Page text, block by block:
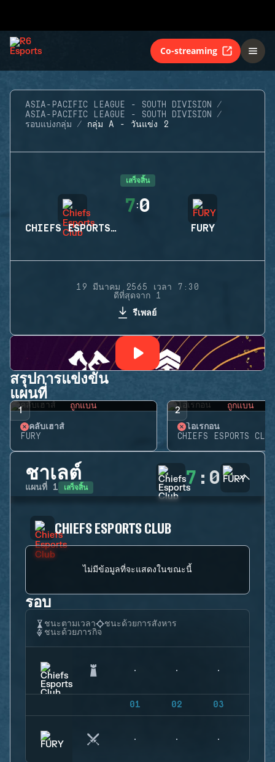
Co-streaming
ASIA-PACIFIC LEAGUE - SOUTH DIVISION
ASIA-PACIFIC LEAGUE - SOUTH DIVISION
รอบแบ่งกลุ่ม
กลุ่ม A - วันแข่ง 2
เสร็จสิ้น
CHIEFS ESPORTS CLUB
7:0
FURY
19 มีนาคม 2565 เวลา 7:30
ดีที่สุดจาก 1
รีเพลย์
สรุปการแข่งขัน
แผนที่
1 ถูกแบน
คลับเฮาส์
FURY
2 ถูกแบน
โอเรกอน
CHIEFS ESPORTS CLUB
ชาเลต์
แผนที่ 1 เสร็จสิ้น 7 : 0
CHIEFS ESPORTS CLUB
ไม่มีข้อมูลที่จะแสดงในขณะนี้
รอบ
ชนะตามเวลา
ชนะด้วยการสังหาร
ชนะด้วยภารกิจ
01 02 03